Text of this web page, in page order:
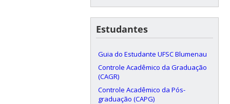
Estudantes
Guia do Estudante UFSC Blumenau
Controle Acadêmico da Graduação
(CAGR)
Controle Acadêmico da Pós-
graduação (CAPG)